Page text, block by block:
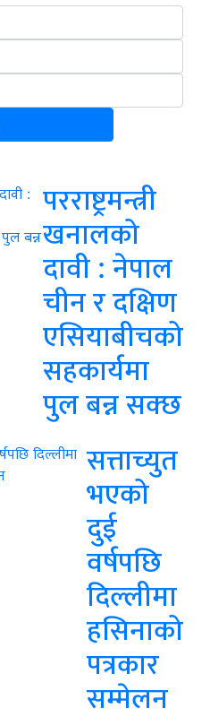
परराष्ट्रमन्त्री
खनालको
दावी : नेपाल
चीन र दक्षिण
एसियाबीचको
सहकार्यमा
पुल बन्न सक्छ
सत्ताच्युत
भएको
दुई
वर्षपछि
दिल्लीमा
हसिनाको
पत्रकार
सम्मेलन